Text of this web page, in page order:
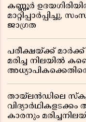
കണ്ണൂർ
മാറ്റിപ്പാർപ്പിച്ചു,
ജാഗ്രത
പരീക്ഷയ്ക്ക്
മരിച്ച നിലയിൽ
തായ്‌ലൻഡിലെ
കാരനും